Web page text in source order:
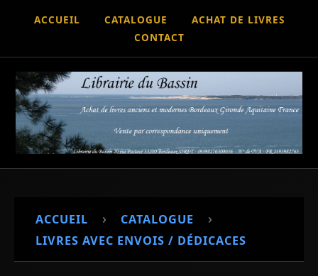
ACCUEIL CATALOGUE
ACHAT DE LIVRES
CONTACT
ACCUEIL › CATALOGUE ›
LIVRES AVEC ENVOIS / DÉDICACES